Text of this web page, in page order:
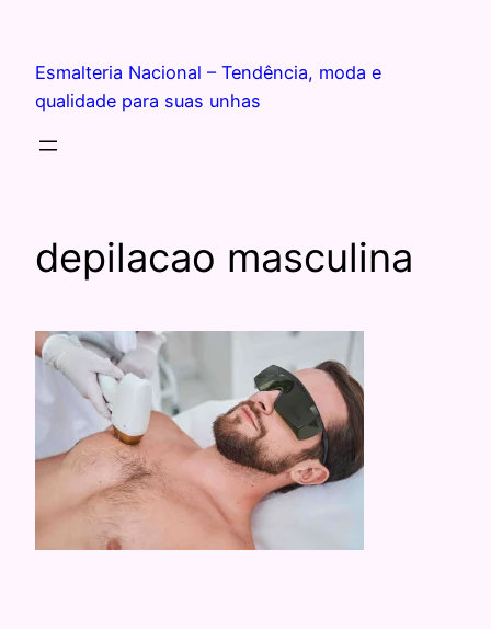
Esmalteria Nacional – Tendência, moda e
qualidade para suas unhas
depilacao masculina